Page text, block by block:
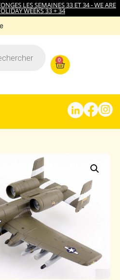
LES SEMAINES 33 ET 34 - WE ARE
WEEKS 33 + 34
0